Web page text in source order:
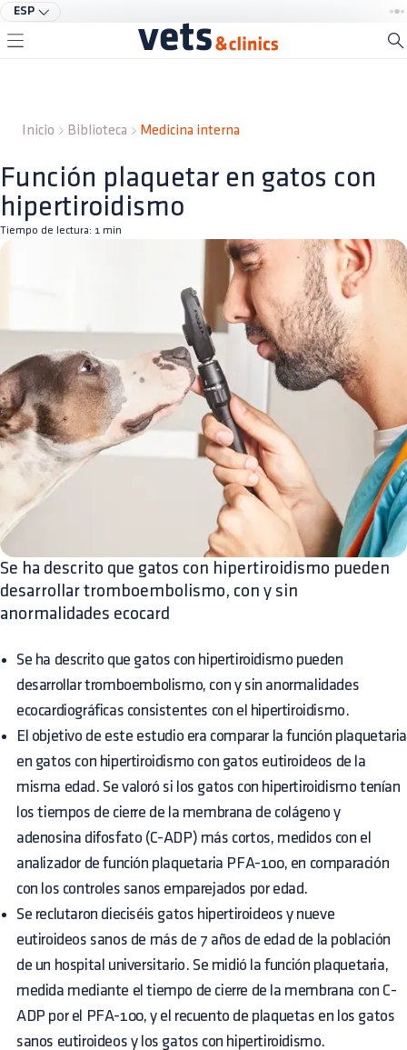
ESP
Inicio Biblioteca Medicina interna
Función plaquetar en gatos con
hipertiroidismo
Tiempo de lectura: 1 min
Se ha descrito que gatos con hipertiroidismo pueden
desarrollar tromboembolismo, con y sin
anormalidades ecocard
Se ha descrito que gatos con hipertiroidismo pueden
desarrollar tromboembolismo, con y sin anormalidades
ecocardiográficas consistentes con el hipertiroidismo.
El objetivo de este estudio era comparar la función plaquetaria
en gatos con hipertiroidismo con gatos eutiroideos de la
misma edad. Se valoró si los gatos con hipertiroidismo tenían
los tiempos de cierre de la membrana de colágeno y
adenosina difosfato (C-ADP) más cortos, medidos con el
analizador de función plaquetaria PFA-100, en comparación
con los controles sanos emparejados por edad.
Se reclutaron dieciséis gatos hipertiroideos y nueve
eutiroideos sanos de más de 7 años de edad de la población
de un hospital universitario. Se midió la función plaquetaria,
medida mediante el tiempo de cierre de la membrana con C-
ADP por el PFA-100, y el recuento de plaquetas en los gatos
sanos eutiroideos y los gatos con hipertiroidismo.